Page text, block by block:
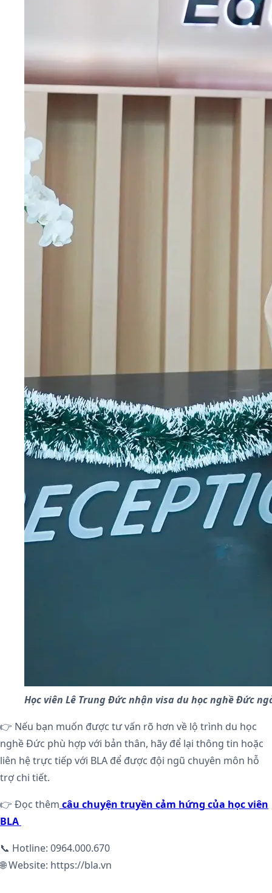
Học viên Lê Trung Đức nhận visa du học nghề Đức
👉 Nếu bạn muốn được tư vấn rõ hơn về lộ trình du học
nghề Đức phù hợp với bản thân, hãy để lại thông tin hoặc
liên hệ trực tiếp với BLA để được đội ngũ chuyên môn hỗ
trợ chi tiết.
👉 Đọc thêm câu chuyện truyền cảm hứng của học viên
BLA
📞 Hotline: 0964.000.670
🌐 Website: https://bla.vn